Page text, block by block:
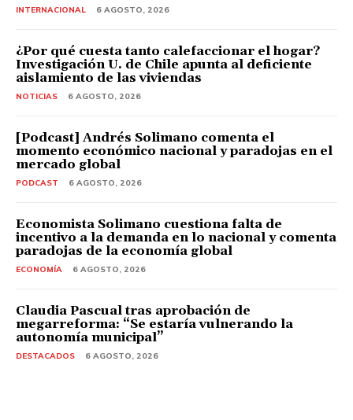
INTERNACIONAL 6 AGOSTO, 2026
¿Por qué cuesta tanto calefaccionar el hogar?
Investigación U. de Chile apunta al deficiente
aislamiento de las viviendas
NOTICIAS 6 AGOSTO, 2026
[Podcast] Andrés Solimano comenta el
momento económico nacional y paradojas en el
mercado global
PODCAST 6 AGOSTO, 2026
Economista Solimano cuestiona falta de
incentivo a la demanda en lo nacional y comenta
paradojas de la economía global
ECONOMÍA 6 AGOSTO, 2026
Claudia Pascual tras aprobación de
megarreforma: “Se estaría vulnerando la
autonomía municipal”
DESTACADOS 6 AGOSTO, 2026